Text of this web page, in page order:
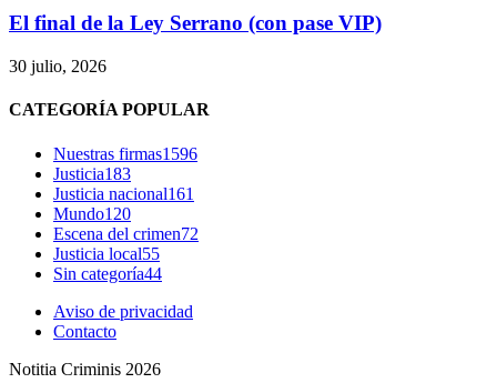
El final de la Ley Serrano (con pase VIP)
30 julio, 2026
CATEGORÍA POPULAR
Nuestras firmas1596
Justicia183
Justicia nacional161
Mundo120
Escena del crimen72
Justicia local55
Sin categoría44
Aviso de privacidad
Contacto
Notitia Criminis 2026